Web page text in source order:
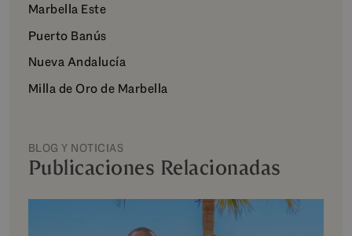
Marbella Este
Puerto Banús
Nueva Andalucía
Milla de Oro de Marbella
BLOG Y NOTICIAS
Publicaciones Relacionadas